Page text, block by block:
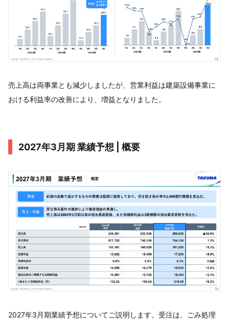
売上高は両事業とも減少しましたが、営業利益は建築設備事業に
おける利益率の改善により、増益となりました。
2027年3月期 業績予想 | 概要
2027年3月期業績予想についてご説明します。受注は、ごみ処理